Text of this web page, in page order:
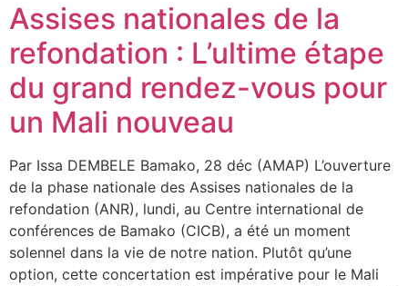
Assises nationales de la
refondation : L’ultime étape
du grand rendez-vous pour
un Mali nouveau
Par Issa DEMBELE Bamako, 28 déc (AMAP) L’ouverture
de la phase nationale des Assises nationales de la
refondation (ANR), lundi, au Centre international de
conférences de Bamako (CICB), a été un moment
solennel dans la vie de notre nation. Plutôt qu’une
option, cette concertation est impérative pour le Mali